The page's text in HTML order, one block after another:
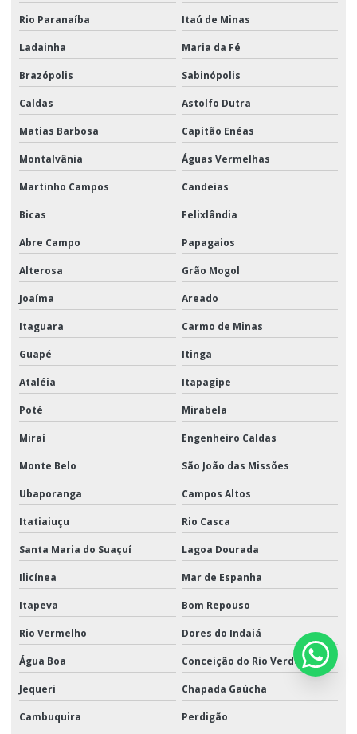
Rio Paranaíba Itaú de Minas
Ladainha Maria da Fé
Brazópolis Sabinópolis
Caldas Astolfo Dutra
Matias Barbosa Capitão Enéas
Montalvânia Águas Vermelhas
Martinho Campos Candeias
Bicas Felixlândia
Abre Campo Papagaios
Alterosa Grão Mogol
Joaíma Areado
Itaguara Carmo de Minas
Guapé Itinga
Ataléia Itapagipe
Poté Mirabela
Miraí Engenheiro Caldas
Monte Belo São João das Missões
Ubaporanga Campos Altos
Itatiaiuçu Rio Casca
Santa Maria do Suaçuí Lagoa Dourada
Ilicínea Mar de Espanha
Itapeva Bom Repouso
Rio Vermelho Dores do Indaiá
Água Boa Conceição do Rio Verde
Jequeri Chapada Gaúcha
Cambuquira Perdigão